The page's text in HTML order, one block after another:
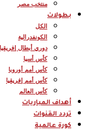
منتخب مصر
بطولات
الكل
الكونفدرالية
دوري أبطال إفريقيا
كأس أسيا
كأس أمم أوروبا
كأس أمم إفريقيا
كأس العالم
أهداف المباريات
تردد القنوات
كورة عالمية